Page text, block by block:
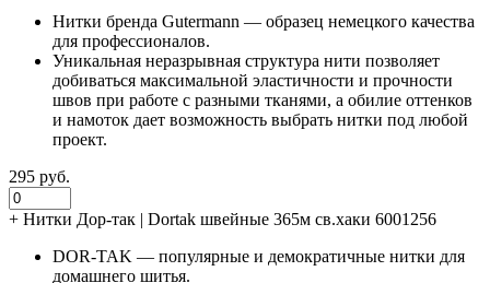
Нитки бренда Gutermann — образец немецкого качества
для профессионалов.
Уникальная неразрывная структура нити позволяет
добиваться максимальной эластичности и прочности
швов при работе с разными тканями, а обилие оттенков
и намоток дает возможность выбрать нитки под любой
проект.
295 руб.
+ Нитки Дор-так | Dortak швейные 365м св.хаки 6001256
DOR-TAK — популярные и демократичные нитки для
домашнего шитья.